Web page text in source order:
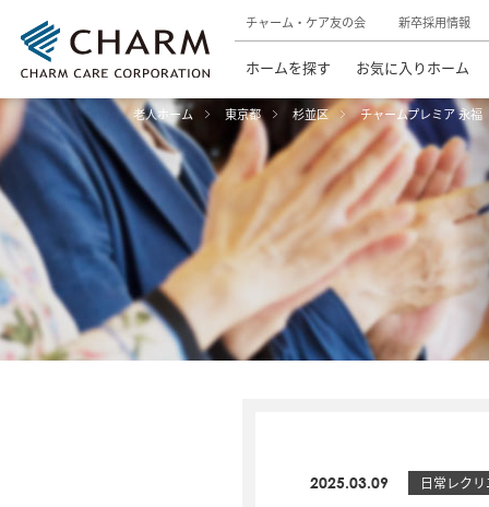
チャーム・ケア友の会 新卒採用情報
ホームを探す お気に入りホーム
老人ホーム 東京都 杉並区 チャームプレミア 永福
2025.03.09 日常レク